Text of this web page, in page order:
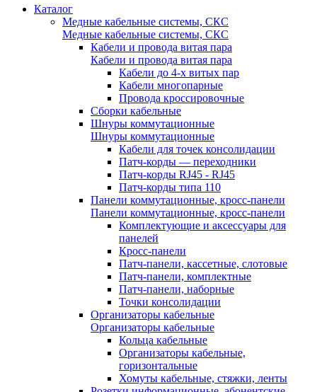
Каталог
Медные кабельные системы, СКС
Медные кабельные системы, СКС
Кабели и провода витая пара
Кабели и провода витая пара
Кабели до 4-х витых пар
Кабели многопарные
Провода кроссировочные
Сборки кабельные
Шнуры коммутационные
Шнуры коммутационные
Кабели для точек консолидации
Патч-корды — переходники
Патч-корды RJ45 - RJ45
Патч-корды типа 110
Панели коммутационные, кросс-панели
Панели коммутационные, кросс-панели
Комплектующие и аксессуары для
панелей
Кросс-панели
Патч-панели, кассетные, слотовые
Патч-панели, комплектные
Патч-панели, наборные
Точки консолидации
Организаторы кабельные
Организаторы кабельные
Кольца кабельные
Организаторы кабельные,
горизонтальные
Хомуты кабельные, стяжки, ленты